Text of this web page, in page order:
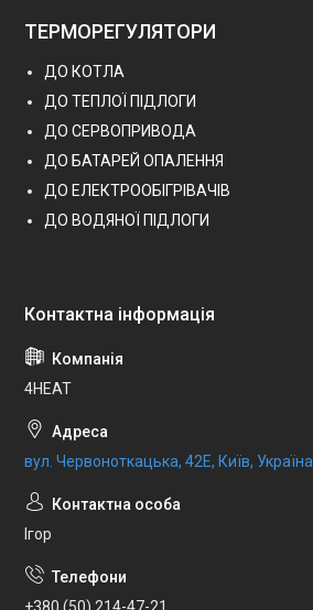
ТЕРМОРЕГУЛЯТОРИ
ДО КОТЛА
ДО ТЕПЛОЇ ПІДЛОГИ
ДО СЕРВОПРИВОДА
ДО БАТАРЕЙ ОПАЛЕННЯ
ДО ЕЛЕКТРООБІГРІВАЧІВ
ДО ВОДЯНОЇ ПІДЛОГИ
4HEAT
вул. Червоноткацька, 42Е, Київ, Україна
Ігор
+380 (50) 214-47-21